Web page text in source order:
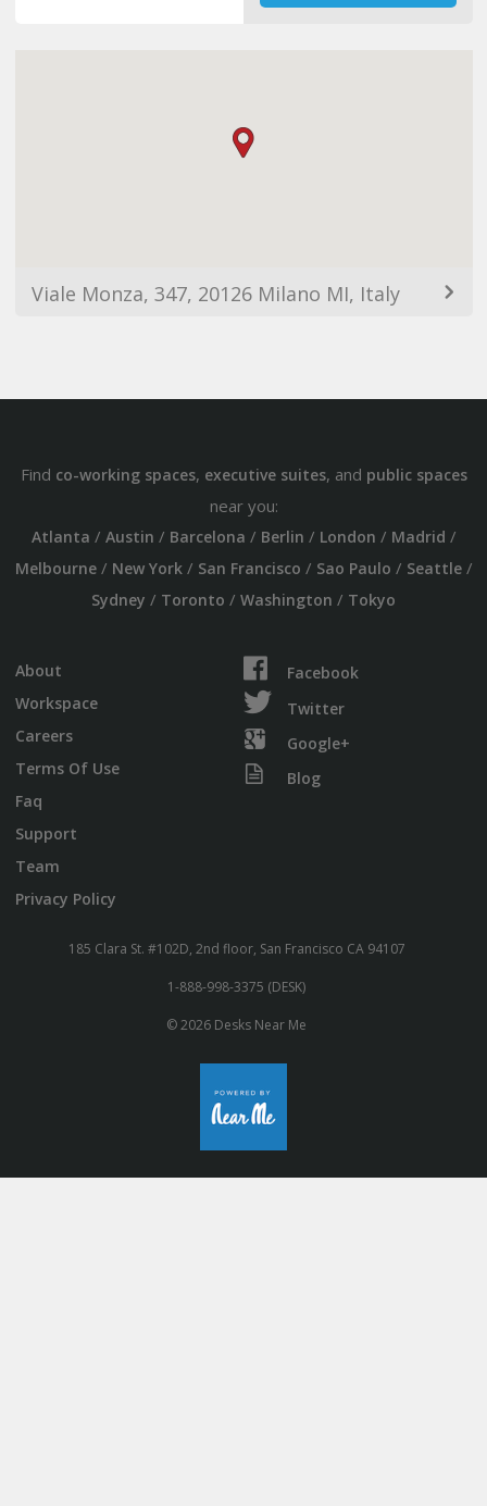
Viale Monza, 347, 20126 Milano MI, Italy
Find co-working spaces, executive suites, and public spaces
near you:
Atlanta / Austin / Barcelona / Berlin / London / Madrid /
Melbourne/ New York/ San Francisco / Sao Paulo / Seattle/
Sydney / Toronto / Washington / Tokyo
About
Workspace
Careers
Terms Of Use
Faq
Support
Team
Privacy Policy
Facebook
Twitter
Google+
Blog
185 Clara St. #102D, 2nd floor, San Francisco CA 94107
1-888-998-3375 (DESK)
© 2026 Desks Near Me